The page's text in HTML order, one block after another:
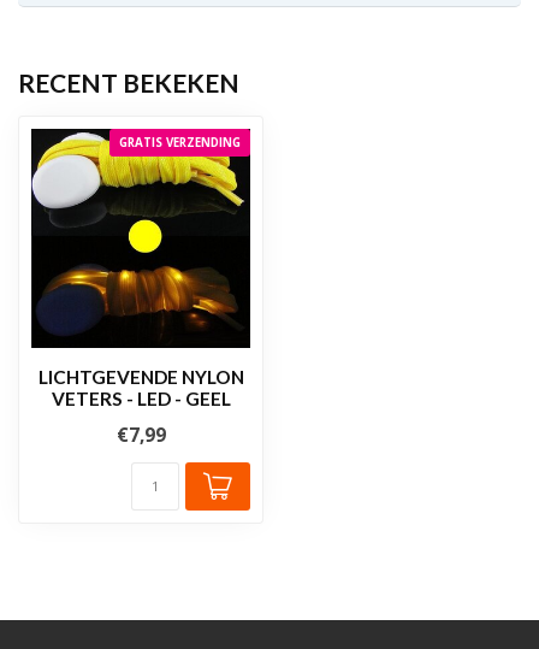
RECENT BEKEKEN
GRATIS VERZENDING
LICHTGEVENDE NYLON
VETERS - LED - GEEL
€7,99